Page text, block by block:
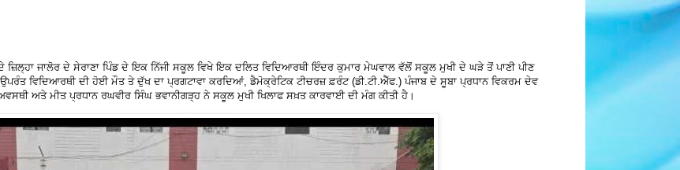
ਜ਼ਿਲ੍ਹਾ ਜਾਲੋਰ ਦੇ ਸੇਰਾਣਾ ਪਿੰਡ ਦੇ ਇਕ ਨਿੱਜੀ ਸਕੂਲ ਵਿਖੇ ਇਕ ਦਲਿਤ ਵਿਦਿਆਰਥੀ ਇੰਦਰ ਕੁਮਾਰ ਮੇਘਵਾਲ ਵੱਲੋਂ ਸਕੂਲ ਮੁਖੀ ਦੇ ਘੜੇ ਤੋਂ ਪਾਣੀ ਪੀਣ
ਵਿਦਿਆਰਥੀ ਦੀ ਹੋਈ ਮੌਤ ਤੇ ਦੁੱਖ ਦਾ ਪ੍ਰਗਟਾਵਾ ਕਰਦਿਆਂ, ਡੈਮੋਕ੍ਰੇਟਿਕ ਟੀਚਰਜ਼ ਫ਼ਰੰਟ (ਡੀ.ਟੀ.ਐੱਫ.) ਪੰਜਾਬ ਦੇ ਸੂਬਾ ਪ੍ਰਧਾਨ ਵਿਕਰਮ ਦੇਵ
ਅਤੇ ਮੀਤ ਪ੍ਰਧਾਨ ਰਘਵੀਰ ਸਿੰਘ ਭਵਾਨੀਗੜ੍ਹ ਨੇ ਸਕੂਲ ਮੁਖੀ ਖਿਲਾਫ ਸਖ਼ਤ ਕਾਰਵਾਈ ਦੀ ਮੰਗ ਕੀਤੀ ਹੈ।